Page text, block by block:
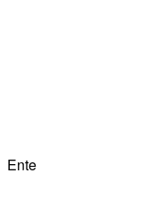
Ente